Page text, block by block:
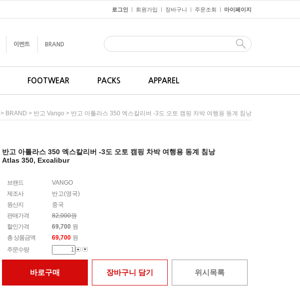
로그인 ㅣ 회원가입 ㅣ 장바구니 ㅣ 주문조회 ㅣ 마이페이지
이벤트 BRAND
FOOTWEAR PACKS APPAREL
> BRAND > 반고 Vango > 반고 아틀라스 350 엑스칼리버 -3도 오토 캠핑 차박 여행용 동계 침낭
반고 아틀라스 350 엑스칼리버 -3도 오토 캠핑 차박 여행용 동계 침낭
Atlas 350, Excalibur
브랜드
VANGO
제조사
반고(영국)
원산지
중국
판매가격
82,000원
할인가격
69,700 원
총 상품금액
69,700 원
주문수량
바로구매 장바구니 담기 위시목록